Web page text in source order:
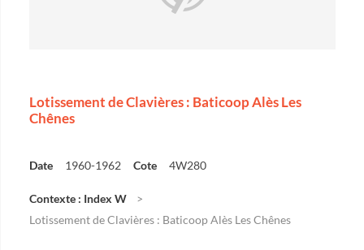
Lotissement de Clavières : Baticoop Alès Les
Chênes
Date 1960-1962 Cote 4W280
Contexte : Index W
Lotissement de Clavières : Baticoop Alès Les Chênes